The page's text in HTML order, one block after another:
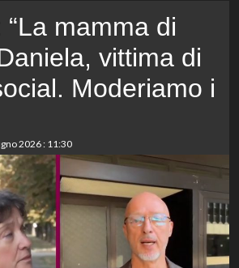
mamma di
vittima di
Moderiamo i
2026 : 11:30